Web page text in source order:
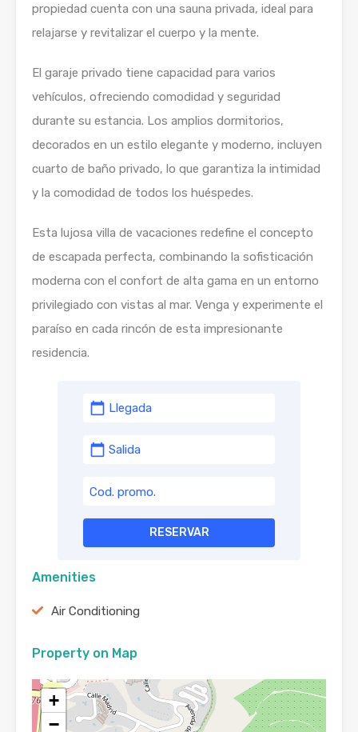
propiedad cuenta con una sauna privada, ideal para
relajarse y revitalizar el cuerpo y la mente.
El garaje privado tiene capacidad para varios
vehículos, ofreciendo comodidad y seguridad
durante su estancia. Los amplios dormitorios,
decorados en un estilo elegante y moderno, incluyen
cuarto de baño privado, lo que garantiza la intimidad
y la comodidad de todos los huéspedes.
Esta lujosa villa de vacaciones redefine el concepto
de escapada perfecta, combinando la sofisticación
moderna con el confort de alta gama en un entorno
privilegiado con vistas al mar. Venga y experimente el
paraíso en cada rincón de esta impresionante
residencia.
calendar_today
calendar_today
RESERVAR
Amenities
Air Conditioning
Property on Map
+
−